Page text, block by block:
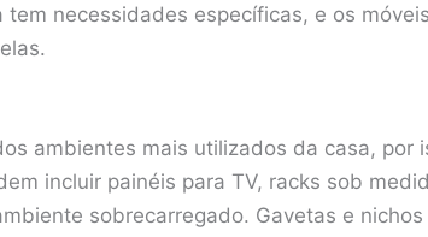
tem necessidades específicas, e os
ambientes mais utilizados da casa, por
incluir painéis para TV, racks sob
sobrecarregado. Gavetas e